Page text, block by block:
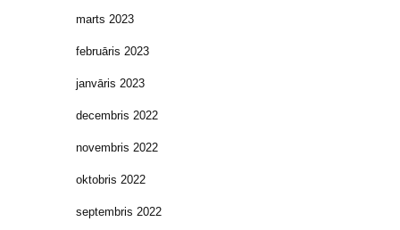
marts 2023
februāris 2023
janvāris 2023
decembris 2022
novembris 2022
oktobris 2022
septembris 2022